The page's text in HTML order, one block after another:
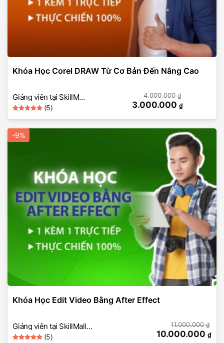
Khóa Học Corel DRAW Từ Cơ Bản Đến Nâng Cao
Giảng viên tại SkillMall
(CorelDRAW)
based on
customer
ratings
(5)
4.000.000₫
3.000.000 ₫
-9%
Khóa Học Edit Video Bằng After Effect
Giảng viên tại SkillMall
(thiết kế đồ hoạ
(5)
11.000.000₫
10.000.000₫